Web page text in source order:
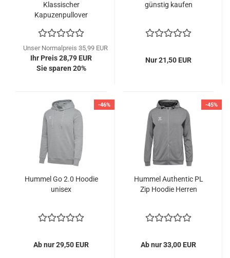
Klassischer
Kapuzenpullover
Unser Normalpreis 35,99 EUR
Ihr Preis 28,79 EUR
Sie sparen 20%
günstig kaufen
Nur 21,50 EUR
-46%
Hummel Go 2.0 Hoodie
unisex
Ab nur 29,50 EUR
-45%
Hummel Authentic PL
Zip Hoodie Herren
Ab nur 33,00 EUR